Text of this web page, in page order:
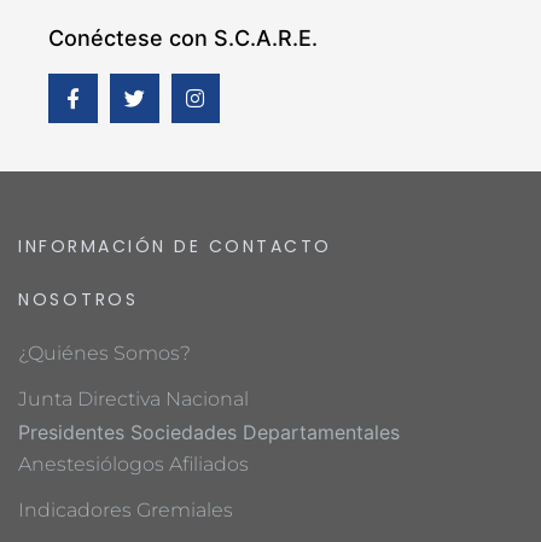
Conéctese con S.C.A.R.E.
INFORMACIÓN DE CONTACTO
NOSOTROS
¿Quiénes Somos?
Junta Directiva Nacional
Presidentes Sociedades Departamentales
Anestesiólogos Afiliados
Indicadores Gremiales